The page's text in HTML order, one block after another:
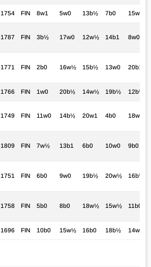
1754 FIN 8w1 5w0 13b½ 7b0 15w½
1787 FIN 3b½ 17w0 12w½ 14b1 8w0
1771 FIN 2b0 16w½ 15b½ 13w0 20b1
1766 FIN 1w0 20b½ 14w½ 19b½ 12b½
1749 FIN 11w0 14b½ 20w1 4b0 18w½
1809 FIN 7w½ 13b1 6b0 10w0 9b0
1751 FIN 6b0 9w0 19b½ 20w½ 16b½
1758 FIN 5b0 8b0 18w½ 15w½ 11b0
1696 FIN 10b0 15w½ 16b0 18b½ 14w0